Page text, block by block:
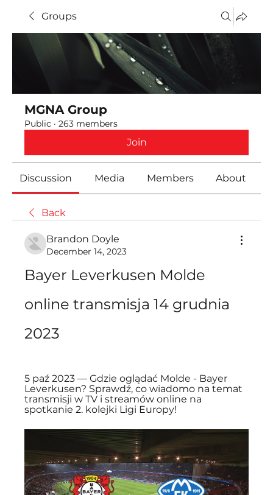
Groups
MGNA Group
Public · 263 members
Join
Discussion Media Members About
Back
Brandon Doyle
December 14, 2023
Bayer Leverkusen Molde
online transmisja 14 grudnia
2023
5 paź 2023 — Gdzie oglądać Molde - Bayer
Leverkusen? Sprawdź, co wiadomo na temat
transmisji w TV i streamów online na
spotkanie 2. kolejki Ligi Europy!